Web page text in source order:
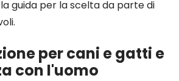
guida per la scelta da parte di
per cani e gatti e
con l'uomo